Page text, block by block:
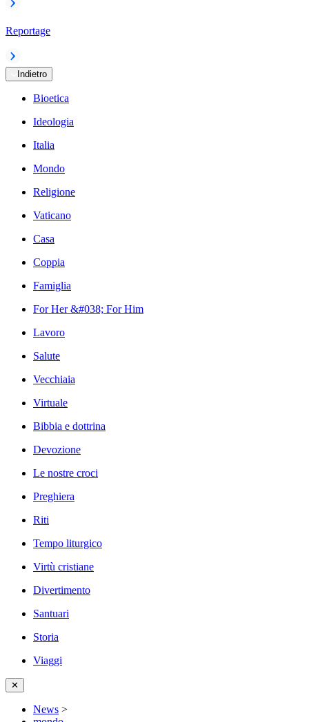
Reportage
Indietro
Bioetica
Ideologia
Italia
Mondo
Religione
Vaticano
Casa
Coppia
Famiglia
For Her &#038; For Him
Lavoro
Salute
Vecchiaia
Virtuale
Bibbia e dottrina
Devozione
Le nostre croci
Preghiera
Riti
Tempo liturgico
Virtù cristiane
Divertimento
Santuari
Storia
Viaggi
✕
News >